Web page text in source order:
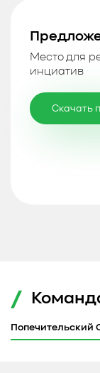
Место для
инциатив
Скачать
Попечительский